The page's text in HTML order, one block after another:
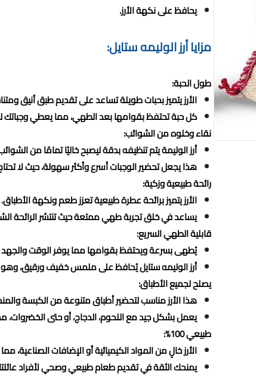
يحافظ على نكهة الأرز.
مزايا أرز الوليمه ستايل:
طول الحبة:
الأرز يتميز بحبات طويلة تساعد على تقديم طبق أنيق
كل حبة تحتفظ بقوامها بعد الطهي، مما يعطي وجباتك
نقاء وخلوه من الشوائب:
أرز الوليمة يتم تنظيفه بدقة ليصبح خاليًا تمامًا من
هذا يجعل تحضير الوجبات أسرع وأكثر سهولة، حيث لا
رائحة طبيعية وزكية:
الأرز يتميز برائحة عطرة طبيعية تعزز طعم ونكهة الأطباق.
يساعد في خلق تجربة طهي ممتعة حيث تنتشر الرائحة
قابلية الطهي السريع:
يُطهى بسرعة ويحتفظ بقوامها مما يوفر الوقت والجهد
أرز الوليمه ستايل يُحافظ على ملمس خفيف ورقيق، وهو
يصلح لجميع الأطباق:
هذا الأرز مناسب لتحضير أطباق متنوعة من الكبسة
يعمل بشكل جيد مع اللحوم، الدجاج، أو حتى الخضروات،
طبيعي 100%:
الأرز خالٍ من المواد الكيميائية أو الإضافات الصناعية،
يمنحك الثقة في تقديم طعام طبيعي وصحي لأفراد